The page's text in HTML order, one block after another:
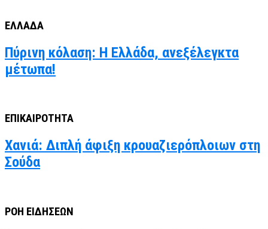
ΕΛΛΑΔΑ
Πύρινη κόλαση: Η Ελλάδα, ανεξέλεγκτα
μέτωπα!
ΕΠΙΚΑΙΡΟΤΗΤΑ
Χανιά: Διπλή άφιξη κρουαζιερόπλοιων στη
Σούδα
ΡΟΗ ΕΙΔΗΣΕΩΝ